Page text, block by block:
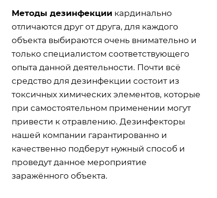
Методы дезинфекции кардинально
отличаются друг от друга, для каждого
объекта выбираются очень внимательно и
только специалистом соответствующего
опыта данной деятельности. Почти всё
средство для дезинфекции состоит из
токсичных химических элементов, которые
при самостоятельном применении могут
привести к отравлению. Дезинфекторы
нашей компании гарантированно и
качественно подберут нужный способ и
проведут данное мероприятие
заражённого объекта.